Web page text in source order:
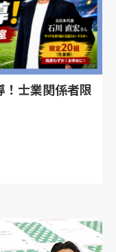
！士業関係者限